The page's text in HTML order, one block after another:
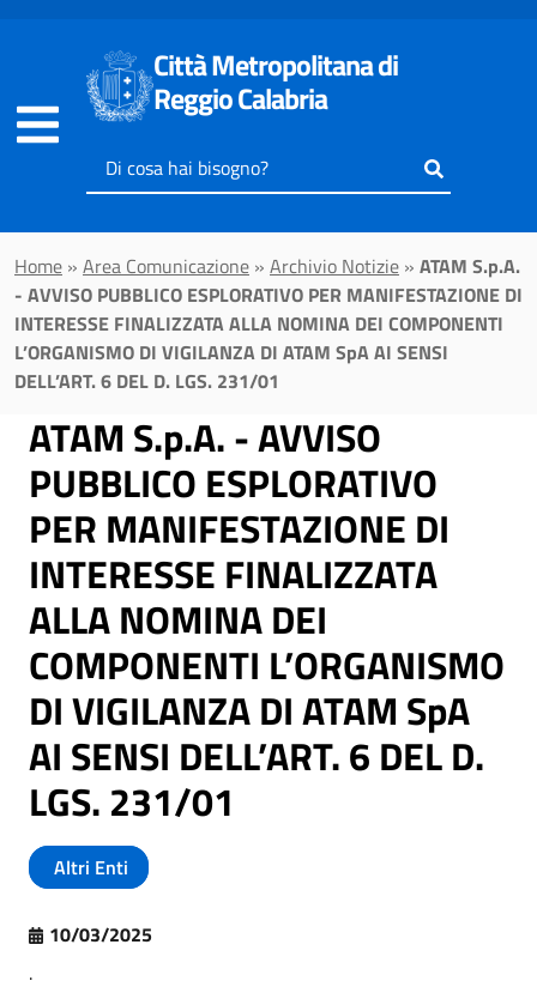
Città Metropolitana di
Reggio Calabria
Inserisci
il
cercare
Home » Area Comunicazione » Archivio Notizie » ATAM S.p.A.
- AVVISO PUBBLICO ESPLORATIVO PER MANIFESTAZIONE DI
INTERESSE FINALIZZATA ALLA NOMINA DEI COMPONENTI
L’ORGANISMO DI VIGILANZA DI ATAM SpA AI SENSI
DELL’ART. 6 DEL D. LGS. 231/01
ATAM S.p.A. - AVVISO
PUBBLICO ESPLORATIVO
PER MANIFESTAZIONE DI
INTERESSE FINALIZZATA
ALLA NOMINA DEI
COMPONENTI L’ORGANISMO
DI VIGILANZA DI ATAM SpA
AI SENSI DELL’ART. 6 DEL D.
LGS. 231/01
Altri Enti
10/03/2025
.